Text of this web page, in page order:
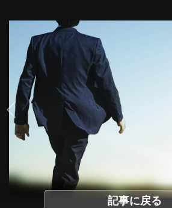
記事に戻る